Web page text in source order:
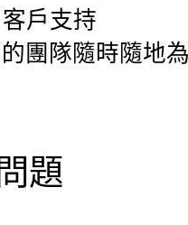
客戶支持
團隊隨時隨地
題